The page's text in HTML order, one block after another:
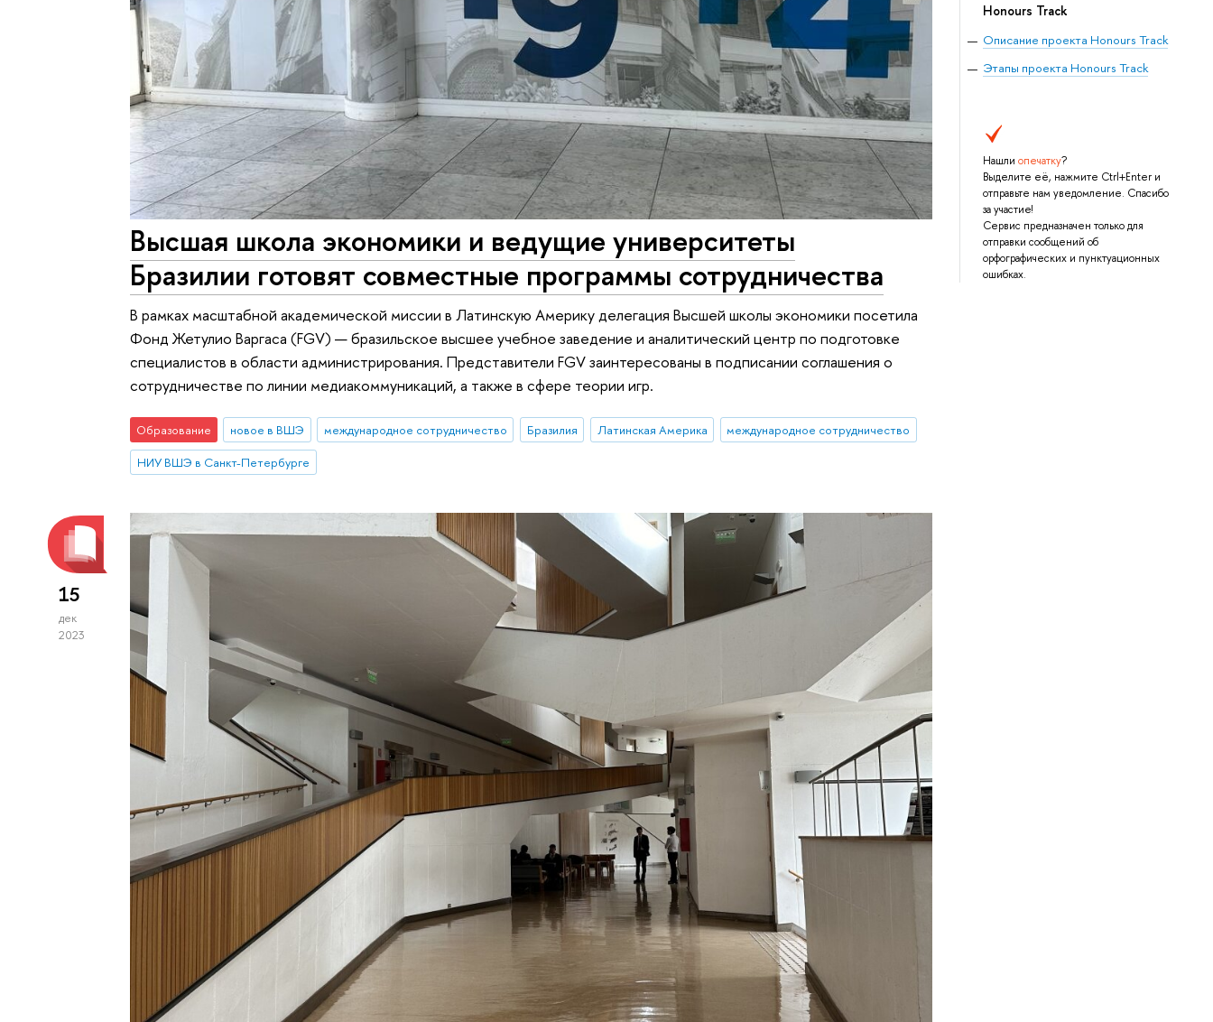
Honours Track
Описание проекта Honours Track
Этапы проекта Honours Track
Нашли опечатку?
Выделите её, нажмите Ctrl+Enter и
отправьте нам уведомление. Спасибо
за участие!
Сервис предназначен только для
отправки сообщений об
орфографических и пунктуационных
ошибках.
Высшая школа экономики и ведущие университеты
Бразилии готовят совместные программы сотрудничества
В рамках масштабной академической миссии в Латинскую Америку делегация Высшей школы экономики посетила
Фонд Жетулио Варгаса (FGV) — бразильское высшее учебное заведение и аналитический центр по подготовке
специалистов в области администрирования. Представители FGV заинтересованы в подписании соглашения о
сотрудничестве по линии медиакоммуникаций, а также в сфере теории игр.
Образование новое в ВШЭ международное сотрудничество Бразилия Латинская Америка
международное сотрудничество
НИУ ВШЭ в Санкт-Петербурге
15
дек
2023